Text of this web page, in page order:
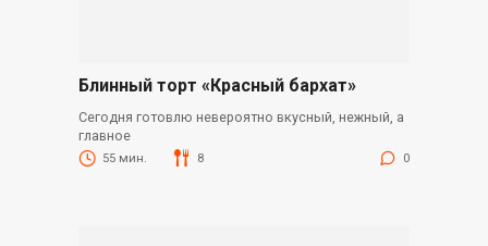
Блинный торт «Красный бархат»
Сегодня готовлю невероятно вкусный, нежный, а
главное
55 мин. 8 0